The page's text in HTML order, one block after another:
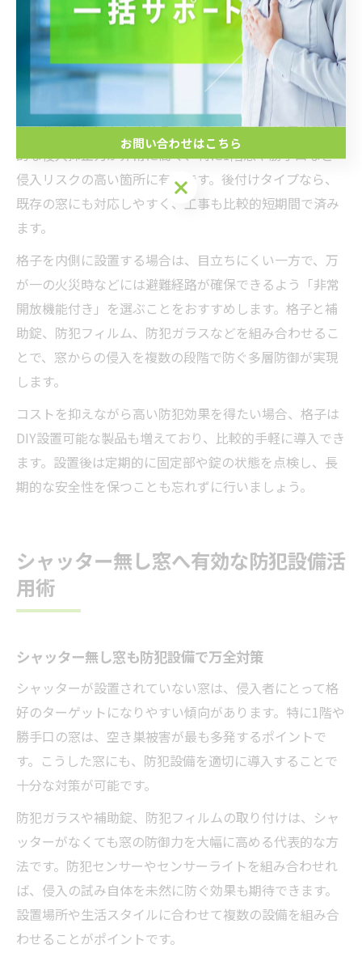
後悔を防ぐポイントです。
防犯設備と後付け格子の賢い組み合わせ
防犯設備と後付け格子を組み合わせることで、窓の防犯
レベルを大幅に向上させることができます。格子は物理
的な侵入抑止力が非常に高く、特に1階窓や勝手口など
侵入リスクの高い箇所に有効です。後付けタイプなら、
既存の窓にも対応しやすく、工事も比較的短期間で済み
ます。
格子を内側に設置する場合は、目立ちにくい一方で、万
が一の火災時などには避難経路が確保できるよう「非常
開放機能付き」を選ぶことをおすすめします。格子と補
助錠、防犯フィルム、防犯ガラスなどを組み合わせるこ
とで、窓からの侵入を複数の段階で防ぐ多層防御が実現
します。
コストを抑えながら高い防犯効果を得たい場合、格子は
DIY設置可能な製品も増えており、比較的手軽に導入でき
ます。設置後は定期的に固定部や錠の状態を点検し、長
期的な安全性を保つことも忘れずに行いましょう。
シャッター無し窓へ有効な防犯設備活
用術
シャッター無し窓も防犯設備で万全対策
シャッターが設置されていない窓は、侵入者にとって格
好のターゲットになりやすい傾向があります。特に1階や
勝手口の窓は、空き巣被害が最も多発するポイントで
す。こうした窓にも、防犯設備を適切に導入することで
十分な対策が可能です。
防犯ガラスや補助錠、防犯フィルムの取り付けは、シャ
ッターがなくても窓の防御力を大幅に高める代表的な方
法です。防犯センサーやセンサーライトを組み合わせれ
ば、侵入の試み自体を未然に防ぐ効果も期待できます。
設置場所や生活スタイルに合わせて複数の設備を組み合
わせることがポイントです。
お問い合わせはこちら
お問い合わせはこちら